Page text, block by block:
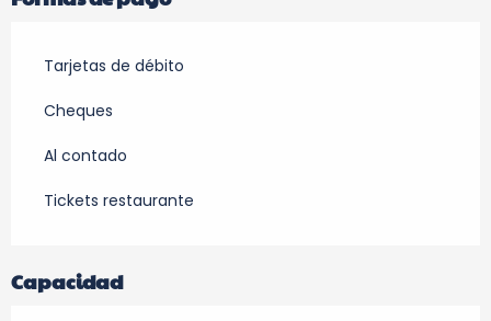
Tarjetas de débito
Cheques
Al contado
Tickets restaurante
Capacidad